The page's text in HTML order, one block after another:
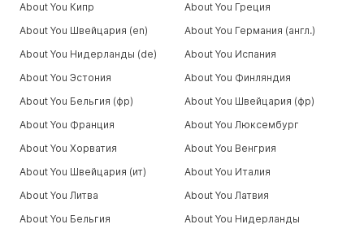
About You Кипр
About You Греция
About You Швейцария (en)
About You Германия (англ.)
About You Нидерланды (de)
About You Испания
About You Эстония
About You Финляндия
About You Бельгия (фр)
About You Швейцария (фр)
About You Франция
About You Люксембург
About You Хорватия
About You Венгрия
About You Швейцария (ит)
About You Италия
About You Литва
About You Латвия
About You Бельгия
About You Нидерланды